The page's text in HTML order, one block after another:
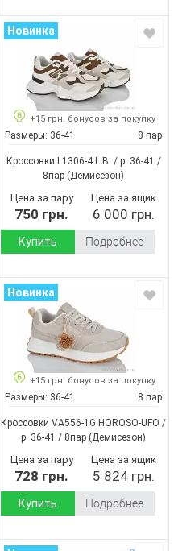
Новинка
+15 грн. бонусов за покупку
Размеры: 36-41 8 пар
Кроссовки L1306-4 L.B. / p. 36-41 /
8пар (Демисезон)
Цена за пару
750 грн.
Цена за ящик
6 000 грн.
Купить Подробнее
Новинка
+15 грн. бонусов за покупку
Размеры: 36-41 8 пар
Кроссовки VA556-1G HOROSO-UFO /
p. 36-41 / 8пар (Демисезон)
Цена за пару
728 грн.
Цена за ящик
5 824 грн.
Купить Подробнее